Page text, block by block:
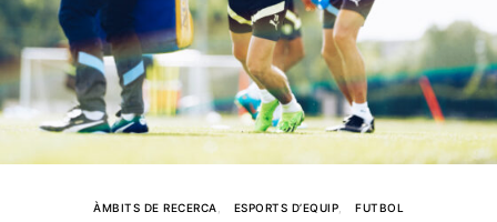
ÀMBITS DE RECERCA ESPORTS D’EQUIP FUTBOL